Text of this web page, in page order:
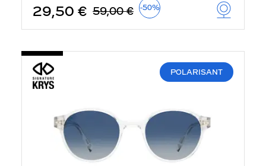
29,50 € 59,00 € -50%
POLARISANT